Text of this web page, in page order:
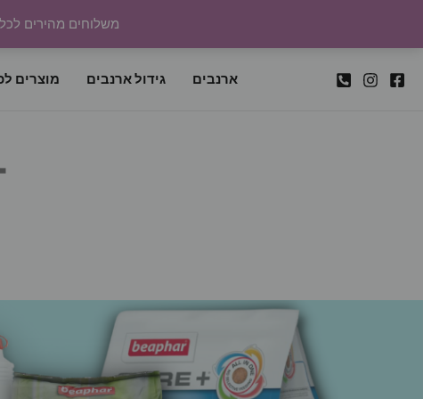
משלוחים מהירים לכל
ארנבים גידול ארנבים מוצרים